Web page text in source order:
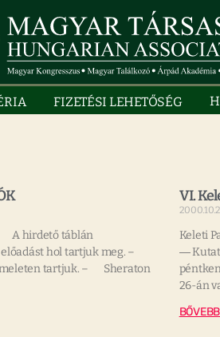
FIZETÉSI LEHETŐSÉG
A hirdető táblán
hol tartjuk meg. –
tartjuk. – Sheraton
VI.
Keleti
―
26-án